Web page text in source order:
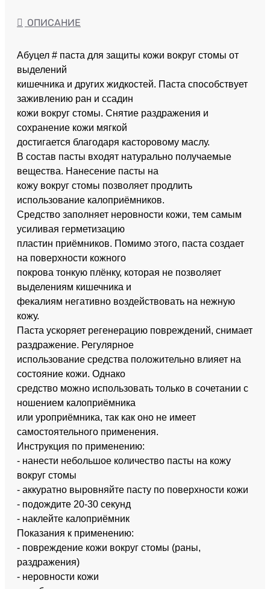
ОПИСАНИЕ
Абуцел # паста для защиты кожи вокруг стомы от
выделений
кишечника и других жидкостей. Паста способствует
заживлению ран и ссадин
кожи вокруг стомы. Снятие раздражения и
сохранение кожи мягкой
достигается благодаря касторовому маслу.
В состав пасты входят натурально получаемые
вещества. Нанесение пасты на
кожу вокруг стомы позволяет продлить
использование калоприёмников.
Средство заполняет неровности кожи, тем самым
усиливая герметизацию
пластин приёмников. Помимо этого, паста создает
на поверхности кожного
покрова тонкую плёнку, которая не позволяет
выделениям кишечника и
фекалиям негативно воздействовать на нежную
кожу.
Паста ускоряет регенерацию повреждений, снимает
раздражение. Регулярное
использование средства положительно влияет на
состояние кожи. Однако
средство можно использовать только в сочетании с
ношением калоприёмника
или уроприёмника, так как оно не имеет
самостоятельного применения.
Инструкция по применению:
- нанести небольшое количество пасты на кожу
вокруг стомы
- аккуратно выровняйте пасту по поверхности кожи
- подождите 20-30 секунд
- наклейте калоприёмник
Показания к применению:
- повреждение кожи вокруг стомы (раны,
раздражения)
- неровности кожи